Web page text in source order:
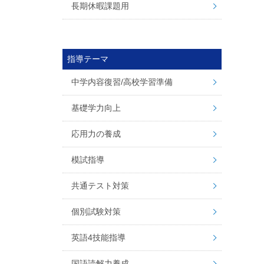
長期休暇課題用
指導テーマ
中学内容復習/高校学習準備
基礎学力向上
応用力の養成
模試指導
共通テスト対策
個別試験対策
英語4技能指導